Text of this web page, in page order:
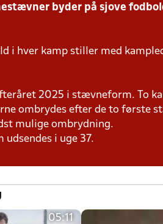
byder på sjove
i hver kamp stiller med
2025 i stævneform. To
ombrydes efter de to første
mulige ombrydning.
udsendes i uge 37.
05:11